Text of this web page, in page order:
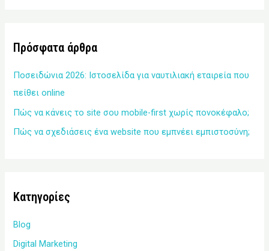
Πρόσφατα άρθρα
Ποσειδώνια 2026: Ιστοσελίδα για ναυτιλιακή εταιρεία που
πείθει online
Πώς να κάνεις το site σου mobile-first χωρίς πονοκέφαλο;
Πώς να σχεδιάσεις ένα website που εμπνέει εμπιστοσύνη;
Kατηγορίες
Blog
Digital Marketing